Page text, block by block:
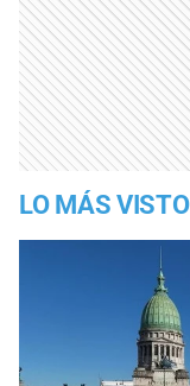
LO MÁS VISTO